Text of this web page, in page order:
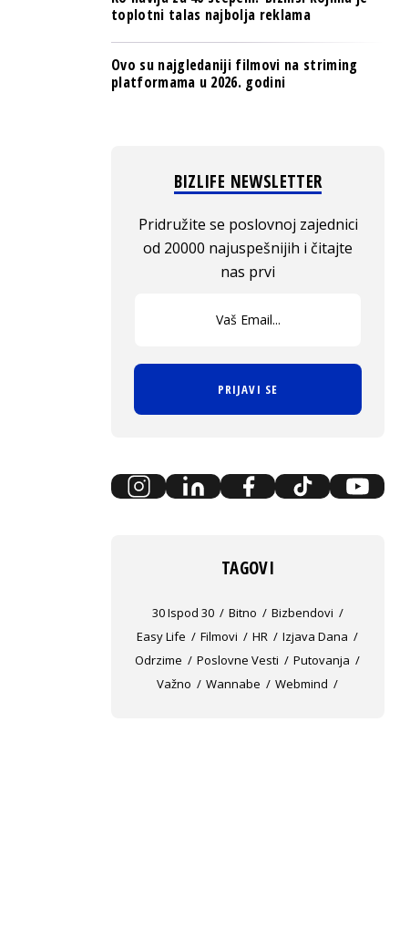
toplotni talas najbolja reklama
Ovo su najgledaniji filmovi na striming
platformama u 2026. godini
BIZLIFE NEWSLETTER
Pridružite se poslovnoj zajednici
od 20000 najuspešnijih i čitajte
nas prvi
PRIJAVI SE
TAGOVI
30 Ispod 30 Bitno
Bizbendovi
Easy Life
Filmovi HR
Izjava Dana
Odrzime
Poslovne Vesti
Putovanja
Važno
Wannabe Webmind